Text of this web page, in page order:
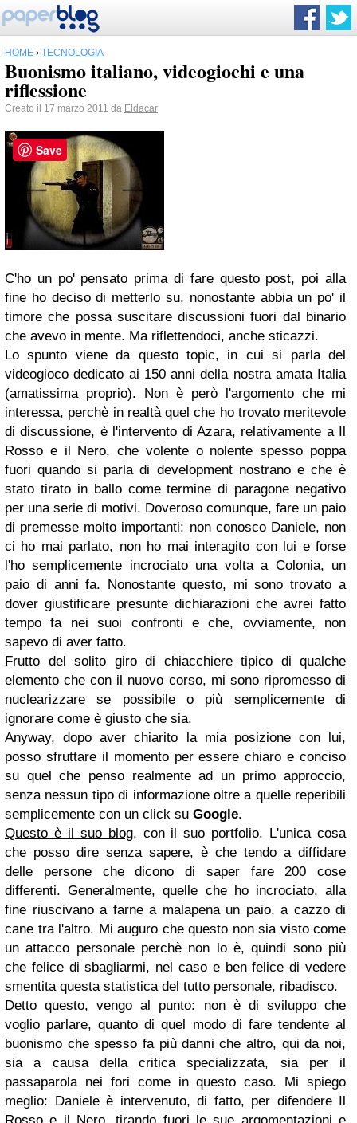
HOME › TECNOLOGIA
Buonismo italiano, videogiochi e una
riflessione
Creato il 17 marzo 2011 da Eldacar
C'ho un po' pensato prima di fare questo post, poi alla
fine ho deciso di metterlo su, nonostante abbia un po' il
timore che possa suscitare discussioni fuori dal binario
che avevo in mente. Ma riflettendoci, anche sticazzi.
Lo spunto viene da questo topic, in cui si parla del
videogioco dedicato ai 150 anni della nostra amata Italia
(amatissima proprio). Non è però l'argomento che mi
interessa, perchè in realtà quel che ho trovato meritevole
di discussione, è l'intervento di Azara, relativamente a Il
Rosso e il Nero, che volente o nolente spesso poppa
fuori quando si parla di development nostrano e che è
stato tirato in ballo come termine di paragone negativo
per una serie di motivi. Doveroso comunque, fare un paio
di premesse molto importanti: non conosco Daniele, non
ci ho mai parlato, non ho mai interagito con lui e forse
l'ho semplicemente incrociato una volta a Colonia, un
paio di anni fa. Nonostante questo, mi sono trovato a
dover giustificare presunte dichiarazioni che avrei fatto
tempo fa nei suoi confronti e che, ovviamente, non
sapevo di aver fatto.
Frutto del solito giro di chiacchiere tipico di qualche
elemento che con il nuovo corso, mi sono ripromesso di
nuclearizzare se possibile o più semplicemente di
ignorare come è giusto che sia.
Anyway, dopo aver chiarito la mia posizione con lui,
posso sfruttare il momento per essere chiaro e conciso
su quel che penso realmente ad un primo approccio,
senza nessun tipo di informazione oltre a quelle reperibili
semplicemente con un click su Google.
Questo è il suo blog, con il suo portfolio. L'unica cosa
che posso dire senza sapere, è che tendo a diffidare
delle persone che dicono di saper fare 200 cose
differenti. Generalmente, quelle che ho incrociato, alla
fine riuscivano a farne a malapena un paio, a cazzo di
cane tra l'altro. Mi auguro che questo non sia visto come
un attacco personale perchè non lo è, quindi sono più
che felice di sbagliarmi, nel caso e ben felice di vedere
smentita questa statistica del tutto personale, ribadisco.
Detto questo, vengo al punto: non è di sviluppo che
voglio parlare, quanto di quel modo di fare tendente al
buonismo che spesso fa più danni che altro, qui da noi,
sia a causa della critica specializzata, sia per il
passaparola nei fori come in questo caso. Mi spiego
meglio: Daniele è intervenuto, di fatto, per difendere Il
Save